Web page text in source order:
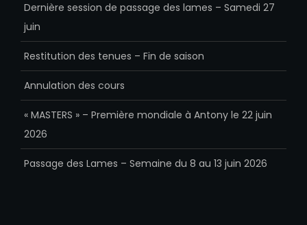
Dernière session de passage des lames – Samedi 27
juin
Restitution des tenues – Fin de saison
Annulation des cours
« MASTERS » – Première mondiale à Antony le 22 juin
2026
Passage des Lames – Semaine du 8 au 13 juin 2026